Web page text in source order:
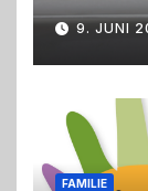
9. JUNI
FAMILIE